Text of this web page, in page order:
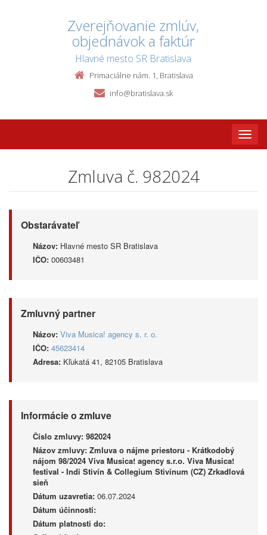
Zverejňovanie zmlúv,
objednávok a faktúr
Hlavné mesto SR Bratislava
Primaciálne nám. 1, Bratislava
info@bratislava.sk
Toggle
Zmluva č. 982024
Obstarávateľ
Názov: Hlavné mesto SR Bratislava
IČO: 00603481
Zmluvný partner
Názov: Viva Musica! agency s. r. o.
IČO: 45623414
Adresa: Kľukatá 41, 82105 Bratislava
Informácie o zmluve
Číslo zmluvy: 982024
Názov zmluvy: Zmluva o nájme priestoru - Krátkodobý
nájom 98/2024 Viva Musica! agency s.r.o. Viva Musica!
festival - Indi Stivín & Collegium Stivinum (CZ) Zrkadlová
sieň
Dátum uzavretia: 06.07.2024
Dátum účinnosti:
Dátum platnosti do: